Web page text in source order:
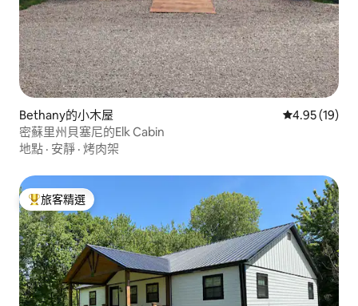
Bethany的小木屋 從 19 則評價
4.95 (19)
密蘇里州貝塞尼的Elk Cabin
地點 · 安靜 · 烤肉架
旅客精選榜首
旅客精選